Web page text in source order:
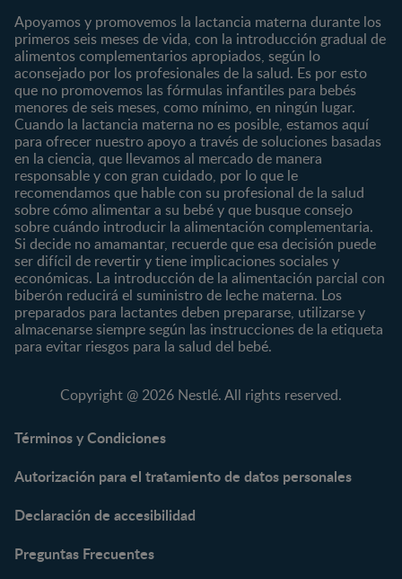
¿Quiénes somos?
Marcas y productos
Nuestros Productos
Nuestras Marcas
Embarazo
Posparto
0 a 4 meses
4 a 6 meses
6 a 8 meses
8 a 12 meses
12 a 24 meses
Desde 2 años
Preescolar
Escolar
Nutrición
Salud
Maternidad
Paternidad
Vida en familia
Marcas
CERELAC®
GERBER®
KLIM®
NAN® 3
NAN® Optipro® 3
NAN® Supreme 3
NESTUM®
NESCARE®
Productos
Cereales Infantiles
Compotas y galletas
Fórmulas Infantiles
Apoyamos y promovemos la lactancia materna durante los
primeros seis meses de vida, con la introducción gradual de
alimentos complementarios apropiados, según lo
aconsejado por los profesionales de la salud. Es por esto
que no promovemos las fórmulas infantiles para bebés
menores de seis meses, como mínimo, en ningún lugar.
Cuando la lactancia materna no es posible, estamos aquí
para ofrecer nuestro apoyo a través de soluciones basadas
en la ciencia, que llevamos al mercado de manera
responsable y con gran cuidado, por lo que le
recomendamos que hable con su profesional de la salud
sobre cómo alimentar a su bebé y que busque consejo
sobre cuándo introducir la alimentación complementaria.
Si decide no amamantar, recuerde que esa decisión puede
ser difícil de revertir y tiene implicaciones sociales y
económicas. La introducción de la alimentación parcial con
biberón reducirá el suministro de leche materna. Los
preparados para lactantes deben prepararse, utilizarse y
almacenarse siempre según las instrucciones de la etiqueta
para evitar riesgos para la salud del bebé.
Copyright @ 2026 Nestlé. All rights reserved.
Términos y Condiciones
Autorización para el tratamiento de datos personales
Declaración de accesibilidad
Preguntas Frecuentes